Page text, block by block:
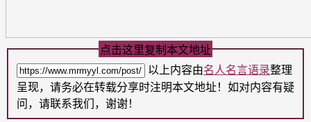
点击这里复制本文地址
以上内容由名人名言语录整理
呈现，请务必在转载分享时注明本文地址！如对内容有疑
问，请联系我们，谢谢！